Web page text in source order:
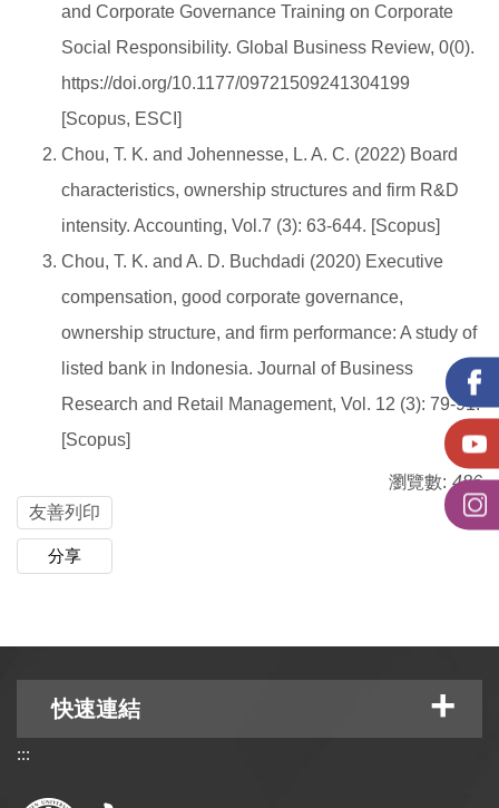
and Corporate Governance Training on Corporate
Social Responsibility. Global Business Review, 0(0).
https://doi.org/10.1177/09721509241304199
[Scopus, ESCI]
Chou, T. K. and Johennesse, L. A. C. (2022) Board
characteristics, ownership structures and firm R&D
intensity. Accounting, Vol.7 (3): 63-644. [Scopus]
Chou, T. K. and A. D. Buchdadi (2020) Executive
compensation, good corporate governance,
ownership structure, and firm performance: A study of
listed bank in Indonesia. Journal of Business
Research and Retail Management, Vol. 12 (3): 79-91.
[Scopus]
瀏覽數: 486
友善列印
分享
快速連結
:::